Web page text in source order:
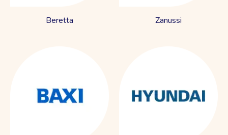
Beretta Zanussi